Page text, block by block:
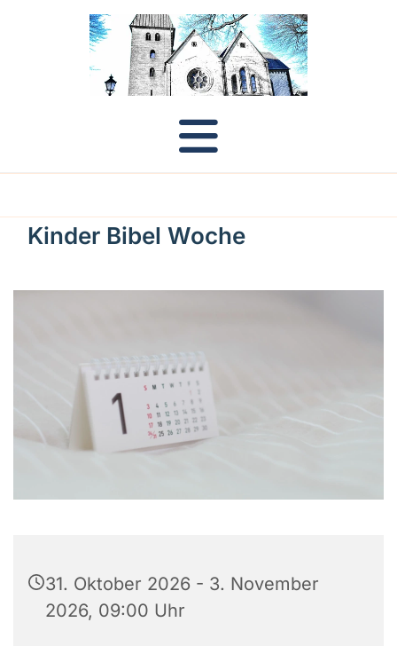
Kinder Bibel Woche
31. Oktober 2026 - 3. November
2026, 09:00 Uhr